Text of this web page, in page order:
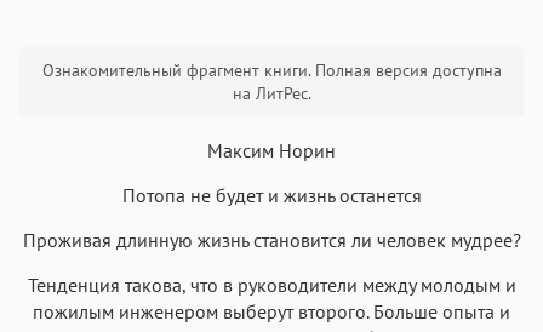
Roboto Garamond Fira Sans Times
Аа Аа Аа Аа
Ознакомительный фрагмент книги. Полная версия доступна
на ЛитРес.
Максим Норин
Потопа не будет и жизнь останется
Проживая длинную жизнь становится ли человек мудрее?
Тенденция такова, что в руководители между молодым и
пожилым инженером выберут второго. Больше опыта и